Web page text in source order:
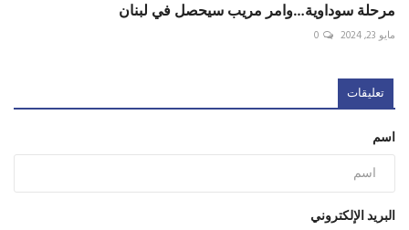
مرحلة سوداوية…وامر مريب سيحصل في لبنان
مايو 23, 2024 0
تعليقات
اسم
البريد الإلكتروني